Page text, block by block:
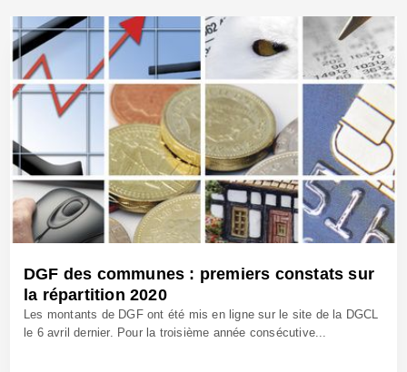
31 Juil 2020 - Réf: BW40245
DGF des communes : premiers constats sur
la répartition 2020
Les montants de DGF ont été mis en ligne sur le site de la DGCL
le 6 avril dernier. Pour la troisième année consécutive...